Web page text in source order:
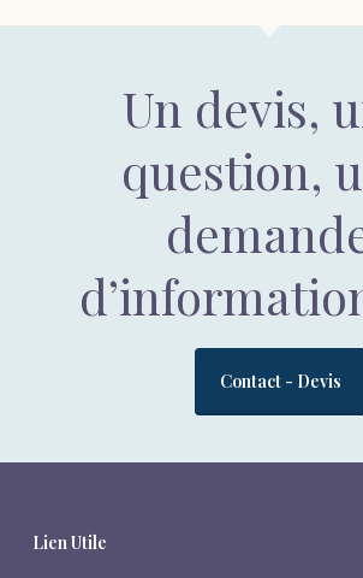
Un devis,
question,
Contact - Devis
Lien Utile